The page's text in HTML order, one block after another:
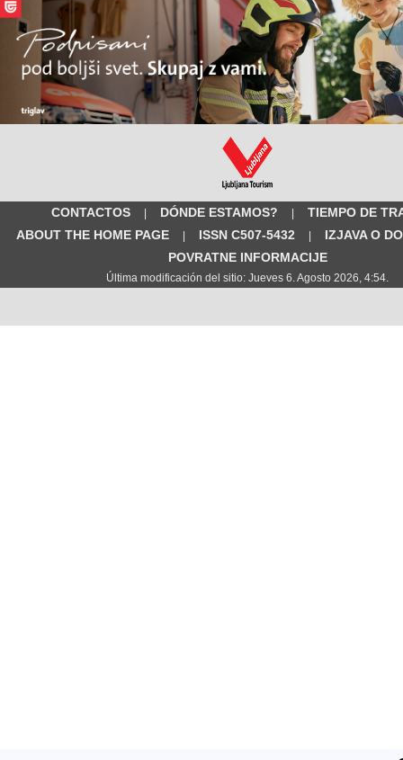
CONTACTOS | DÓNDE ESTAMOS? |
TIEMPO DE
ABOUT THE HOME PAGE
| ISSN C507-5432 |
IZJAVA O
POVRATNE INFORMACIJE
Última modificación del sitio: Jueves 6. Agosto 2026, 4:54.